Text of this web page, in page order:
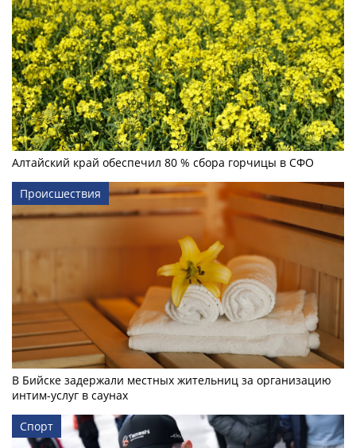
Алтайский край обеспечил 80 % сбора горчицы в СФО
Происшествия
В Бийске задержали местных жительниц за организацию
интим-услуг в саунах
Спорт